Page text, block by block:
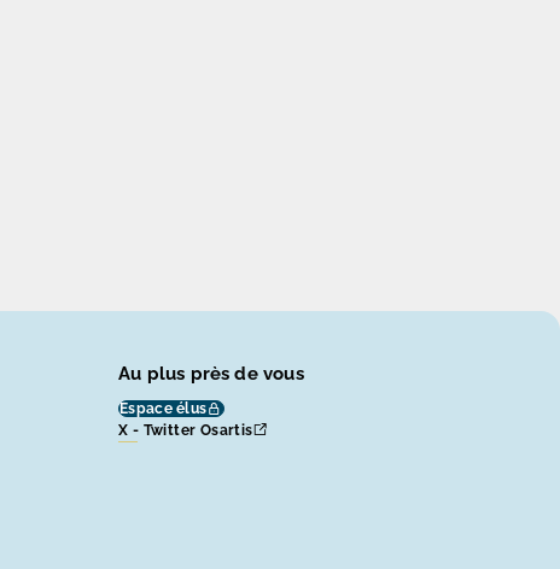
Au plus près de vous
Espace élus
X - Twitter Osartis